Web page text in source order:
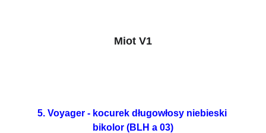
Miot V1
5. Voyager - kocurek długowłosy niebieski
bikolor (BLH a 03)